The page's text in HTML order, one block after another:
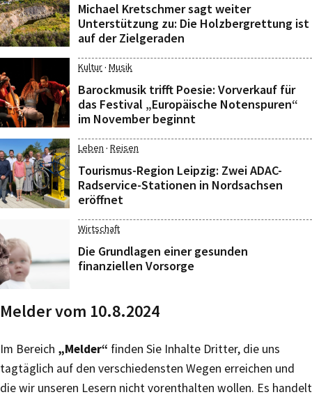
Michael Kretschmer sagt weiter
Unterstützung zu: Die Holzbergrettung ist
auf der Zielgeraden
Kultur· Musik
Barockmusik trifft Poesie: Vorverkauf für
das Festival „Europäische Notenspuren“
im November beginnt
Leben · Reisen
Tourismus-Region Leipzig: Zwei ADAC-
Radservice-Stationen in Nordsachsen
eröffnet
Wirtschaft
Die Grundlagen einer gesunden
finanziellen Vorsorge
Melder vom 10.8.2024
Im Bereich „Melder“ finden Sie Inhalte Dritter, die uns
tagtäglich auf den verschiedensten Wegen erreichen und
die wir unseren Lesern nicht vorenthalten wollen. Es handelt